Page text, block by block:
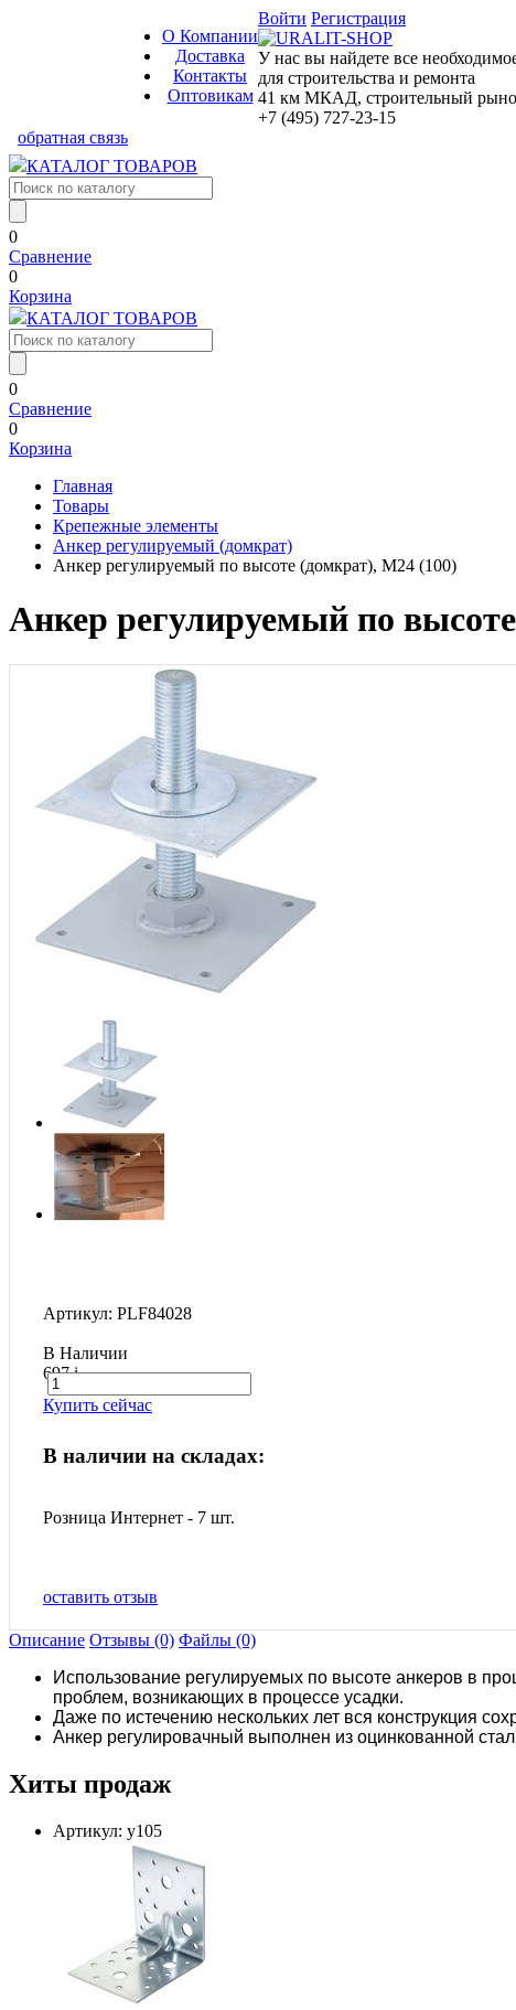
О Компании
Доставка
Контакты
Оптовикам
Войти Регистрация
У нас вы найдете все
для строительства и ремонта
41 км МКАД, строительный
+7 (495) 727-23-15
обратная связь
КАТАЛОГ ТОВАРОВ
0
Сравнение
0
Корзина
КАТАЛОГ ТОВАРОВ
0
Сравнение
0
Корзина
Главная
Товары
Крепежные элементы
Анкер регулируемый (домкрат)
Анкер регулируемый по высоте (домкрат), М24 (100)
Анкер регулируемый по
Артикул: PLF84028
В Наличии
697i
Купить сейчас
В наличии на складах:
Розница Интернет - 7 шт.
оставить отзыв
Описание Отзывы (0) Файлы (0)
Использование регулируемых по высоте анкеров в
проблем, возникающих в процессе усадки.
Даже по истечению нескольких лет вся конструкция
Анкер регулировачный выполнен из оцинкованной
Хиты продаж
Артикул: у105